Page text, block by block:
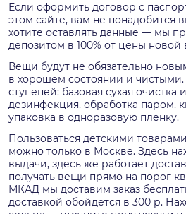
Если оформить договор с
этом сайте, вам не понадобится
хотите оставлять данные — мы
депозитом в 100% от цены новой
Вещи будут не обязательно
в хорошем состоянии и
ступеней: базовая сухая очистка
дезинфекция, обработка паром,
упаковка в одноразовую пленку.
Пользоваться детскими
можно только в Москве. Здесь
выдачи, здесь же работает
получать вещи прямо на порог
МКАД мы доставим заказ
доставкой обойдется в 300 р.